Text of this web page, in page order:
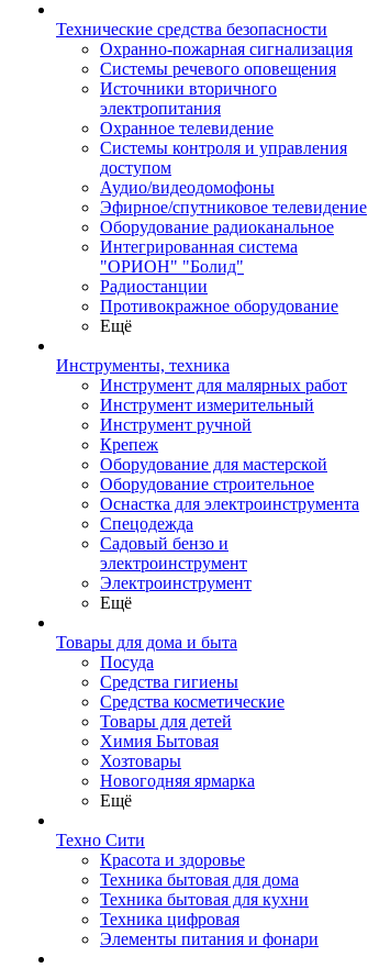
Технические средства безопасности
Охранно-пожарная сигнализация
Системы речевого оповещения
Источники вторичного
электропитания
Охранное телевидение
Системы контроля и управления
доступом
Аудио/видеодомофоны
Эфирное/спутниковое телевидение
Оборудование радиоканальное
Интегрированная система
"ОРИОН" "Болид"
Радиостанции
Противокражное оборудование
Ещё
Инструменты, техника
Инструмент для малярных работ
Инструмент измерительный
Инструмент ручной
Крепеж
Оборудование для мастерской
Оборудование строительное
Оснастка для электроинструмента
Спецодежда
Садовый бензо и
электроинструмент
Электроинструмент
Ещё
Товары для дома и быта
Посуда
Средства гигиены
Средства косметические
Товары для детей
Химия Бытовая
Хозтовары
Новогодняя ярмарка
Ещё
Техно Сити
Красота и здоровье
Техника бытовая для дома
Техника бытовая для кухни
Техника цифровая
Элементы питания и фонари